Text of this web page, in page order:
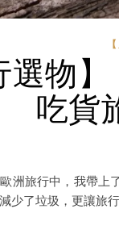
選物
吃貨
洲旅行中，我帶上
少了垃圾，更讓旅